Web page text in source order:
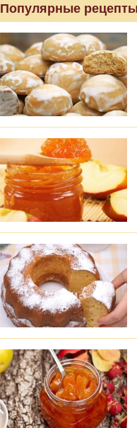
Популярные рецепты